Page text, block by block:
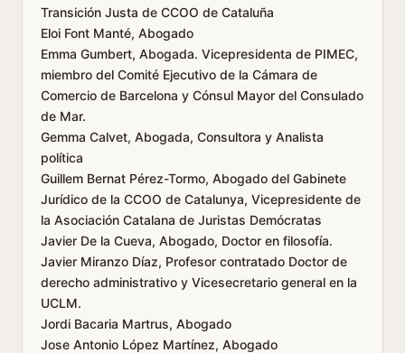
Transición Justa de CCOO de Cataluña
Eloi Font Manté, Abogado
Emma Gumbert, Abogada. Vicepresidenta de PIMEC,
miembro del Comité Ejecutivo de la Cámara de
Comercio de Barcelona y Cónsul Mayor del Consulado
de Mar.
Gemma Calvet, Abogada, Consultora y Analista
política
Guillem Bernat Pérez-Tormo, Abogado del Gabinete
Jurídico de la CCOO de Catalunya, Vicepresidente de
la Asociación Catalana de Juristas Demócratas
Javier De la Cueva, Abogado, Doctor en filosofía.
Javier Miranzo Díaz, Profesor contratado Doctor de
derecho administrativo y Vicesecretario general en la
UCLM.
Jordi Bacaria Martrus, Abogado
Jose Antonio López Martínez, Abogado